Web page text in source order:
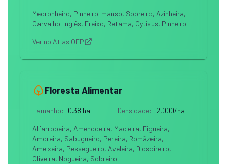
Medronheiro, Pinheiro-manso, Sobreiro, Azinheira,
Carvalho-inglês, Freixo, Retama, Cytisus, Pinheiro
Ver no Atlas OFP
Floresta Alimentar
Tamanho: 0.38 ha Densidade: 2,000/ha
Alfarrobeira, Amendoeira, Macieira, Figueira,
Amoreira, Sabugueiro, Pereira, Romãzeira,
Ameixeira, Pessegueiro, Aveleira, Diospireiro,
Oliveira, Nogueira, Sobreiro